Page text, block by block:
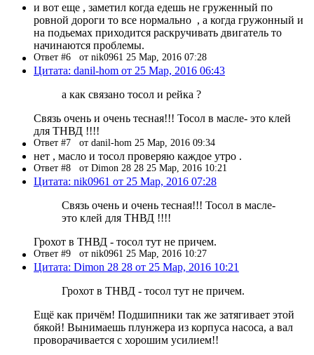
и вот еще , заметил когда едешь не груженный по
ровной дороги то все нормально , а когда гружонный и
на подьемах приходится раскручивать двигатель то
начинаются проблемы.
Ответ #6 от nik0961 25 Мар, 2016 07:28
Цитата: danil-hom от 25 Мар, 2016 06:43
а как связано тосол и рейка ?
Связь очень и очень тесная!!! Тосол в масле- это клей
для ТНВД !!!!
Ответ #7 от danil-hom 25 Мар, 2016 09:34
нет , масло и тосол проверяю каждое утро .
Ответ #8 от Dimon 28 28 25 Мар, 2016 10:21
Цитата: nik0961 от 25 Мар, 2016 07:28
Связь очень и очень тесная!!! Тосол в масле-
это клей для ТНВД !!!!
Грохот в ТНВД - тосол тут не причем.
Ответ #9 от nik0961 25 Мар, 2016 10:27
Цитата: Dimon 28 28 от 25 Мар, 2016 10:21
Грохот в ТНВД - тосол тут не причем.
Ещё как причём! Подшипники так же затягивает этой
бякой! Вынимаешь плунжера из корпуса насоса, а вал
проворачивается с хорошим усилием!!